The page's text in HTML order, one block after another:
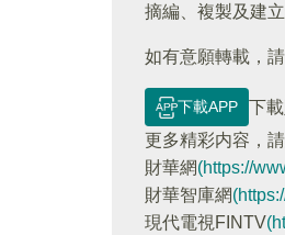
摘編、複製及建
如有意願轉載，
下載APP
下
更多精彩内容，請
財華網(https://
財華智庫網
現代電視FINTV